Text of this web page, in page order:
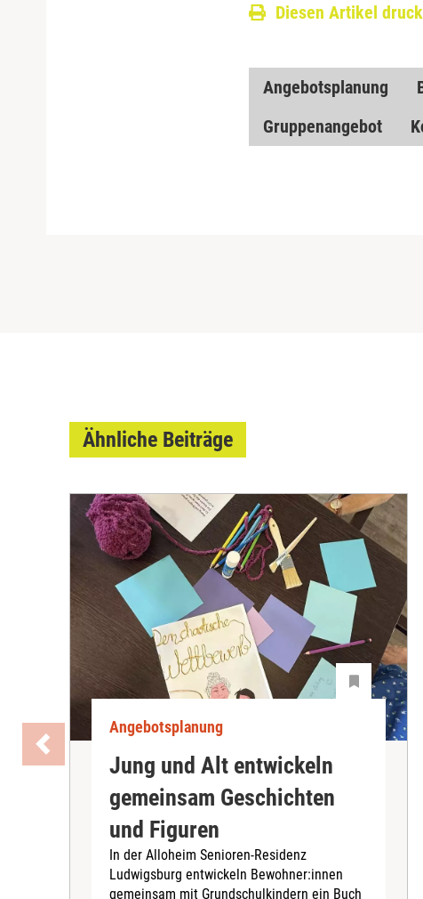
Diesen Artikel
Angebotsplanung
Gruppenangebot
Ähnliche Beiträge
Angebotsplanung
Jung und Alt entwickeln
gemeinsam Geschichten
und Figuren
In der Alloheim Senioren-Residenz
Ludwigsburg entwickeln Bewohner:innen
gemeinsam mit Grundschulkindern ein Buch